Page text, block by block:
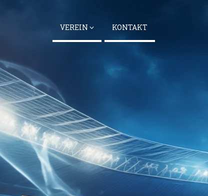
VEREIN KONTAKT